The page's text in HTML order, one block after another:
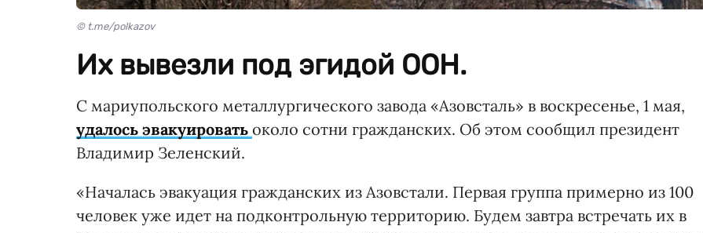
© t.me/polkazov
Их вывезли под эгидой ООН.
С мариупольского металлургического завода «Азовсталь» в воскресенье, 1 мая,
удалось эвакуировать около сотни гражданских. Об этом сообщил президент
Владимир Зеленский.
«Началась эвакуация гражданских из Азовстали. Первая группа примерно из 100
человек уже идет на подконтрольную территорию. Будем завтра встречать их в